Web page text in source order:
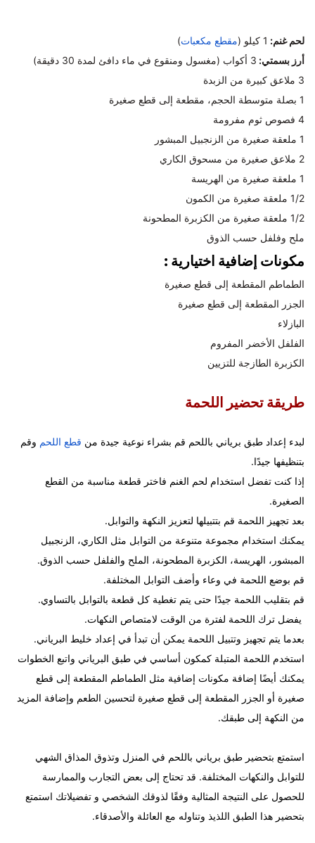
لحم غنم: 1 كيلو ( مقطع مكعبات)
أرز بسمتي: 3 أكواب (مغسول ومنقوع في ماء دافئ لمدة 30 دقيقة)
3 ملاعق كبيرة من الزبدة
1 بصلة متوسطة الحجم، مقطعة إلى قطع صغيرة
4 فصوص ثوم مفرومة
1 ملعقة صغيرة من الزنجبيل المبشور
2 ملاعق صغيرة من مسحوق الكاري
1 ملعقة صغيرة من الهريسة
1/2 ملعقة صغيرة من الكمون
1/2 ملعقة صغيرة من الكزبرة المطحونة
ملح وفلفل حسب الذوق
مكونات إضافية اختيارية :
الطماطم المقطعة إلى قطع صغيرة
الجزر المقطعة إلى قطع صغيرة
البازلاء
الفلفل الأخضر المفروم
الكزبرة الطازجة للتزيين
طريقة تحضير اللحمة
لبدء إعداد طبق برياني باللحم قم بشراء نوعية جيدة من قطع اللحم وقم
بتنظيفها جيدًا.
إذا كنت تفضل استخدام لحم الغنم فاختر قطعة مناسبة من القطع
الصغيرة.
بعد تجهيز اللحمة قم بتتبيلها لتعزيز النكهة والتوابل.
يمكنك استخدام مجموعة متنوعة من التوابل مثل الكاري، الزنجبيل
المبشور، الهريسة، الكزبرة المطحونة، الملح والفلفل حسب الذوق.
قم بوضع اللحمة في وعاء وأضف التوابل المختلفة.
قم بتقليب اللحمة جيدًا حتى يتم تغطية كل قطعة بالتوابل بالتساوي.
يفضل ترك اللحمة لفترة من الوقت لامتصاص النكهات.
بعدما يتم تجهيز وتتبيل اللحمة يمكن أن تبدأ في إعداد خليط البرياني.
استخدم اللحمة المتبلة كمكون أساسي في طبق البرياني واتبع الخطوات
يمكنك أيضًا إضافة مكونات إضافية مثل الطماطم المقطعة إلى قطع
صغيرة أو الجزر المقطعة إلى قطع صغيرة لتحسين الطعم وإضافة المزيد
من النكهة إلى طبقك.
استمتع بتحضير طبق برياني باللحم في المنزل وتذوق المذاق الشهي
للتوابل والنكهات المختلفة. قد تحتاج إلى بعض التجارب والممارسة
للحصول على النتيجة المثالية وفقًا لذوقك الشخصي و تفضيلاتك استمتع
بتحضير هذا الطبق اللذيذ وتناوله مع العائلة والأصدقاء.